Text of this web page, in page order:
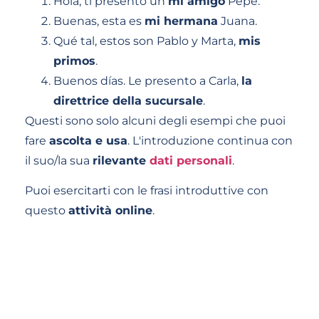
Buenas, esta es mi hermana Juana.
Qué tal, estos son Pablo y Marta, mis
primos.
Buenos días. Le presento a Carla, la
direttrice della sucursale.
Questi sono solo alcuni degli esempi che puoi
fare ascolta e usa. L'introduzione continua con
il suo/la sua rilevante dati personali.
Puoi esercitarti con le frasi introduttive con
questo attività online.